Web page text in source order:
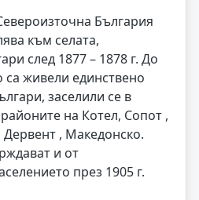
България
към селата,
след 1877 – 1878 г. До
са живели единствено
заселили се в
на Котел, Сопот ,
Дервент , Македонско.
и от
през 1905 г.